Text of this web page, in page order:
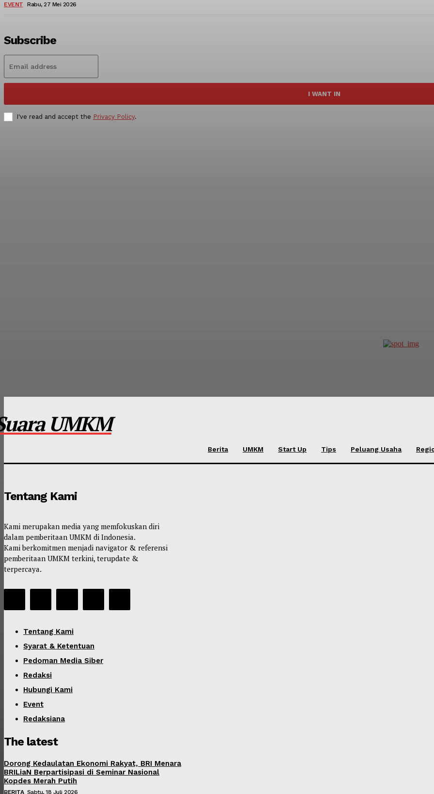
EVENT Rabu, 27 Mei 2026
Subscribe
I WANT IN
I've read and accept the Privacy Policy.
UMKM
Berita UMKM Start Up Tips Peluang Usaha
Tentang Kami
Kami merupakan media yang memfokuskan diri
dalam pemberitaan UMKM di Indonesia.
Kami berkomitmen menjadi navigator & referensi
pemberitaan UMKM terkini, terupdate &
terpercaya.
Tentang Kami
Syarat & Ketentuan
Pedoman Media Siber
Redaksi
Hubungi Kami
Event
Redaksiana
The latest
Dorong Kedaulatan Ekonomi Rakyat, BRI Menara
BRILiaN Berpartisipasi di Seminar Nasional
Kopdes Merah Putih
BERITA Sabtu, 18 Juli 2026